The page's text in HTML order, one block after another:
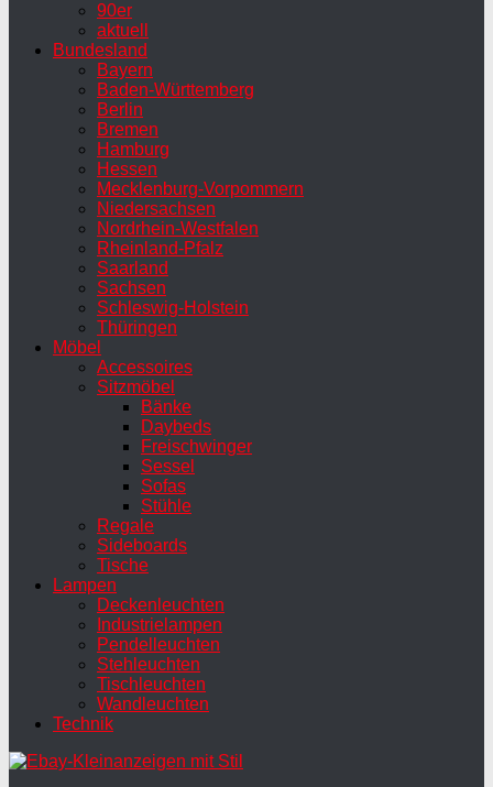
90er
aktuell
Bundesland
Bayern
Baden-Württemberg
Berlin
Bremen
Hamburg
Hessen
Mecklenburg-Vorpommern
Niedersachsen
Nordrhein-Westfalen
Rheinland-Pfalz
Saarland
Sachsen
Schleswig-Holstein
Thüringen
Möbel
Accessoires
Sitzmöbel
Bänke
Daybeds
Freischwinger
Sessel
Sofas
Stühle
Regale
Sideboards
Tische
Lampen
Deckenleuchten
Industrielampen
Pendelleuchten
Stehleuchten
Tischleuchten
Wandleuchten
Technik